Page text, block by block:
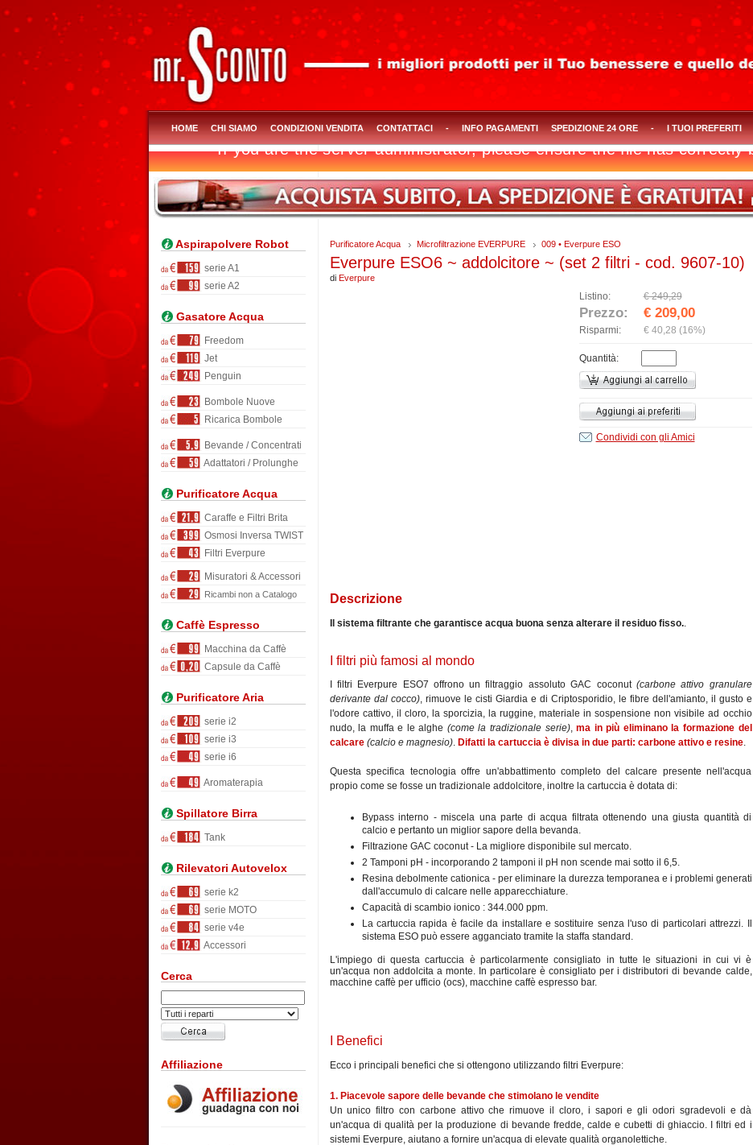
HOME CHI SIAMO CONDIZIONI VENDITA CONTATTACI - INFO PAGAMENTI SPEDIZIONE 24 ORE - I TUOI PREFERITI
Aspirapolvere Robot
serie A1
serie A2
Gasatore Acqua
Freedom
Jet
Penguin
Bombole Nuove
Ricarica Bombole
Bevande / Concentrati
Adattatori / Prolunghe
Purificatore Acqua
Caraffe e Filtri Brita
Osmosi Inversa TWIST
Filtri Everpure
Misuratori & Accessori
Ricambi non a Catalogo
Caffè Espresso
Macchina da Caffè
Capsule da Caffè
Purificatore Aria
serie i2
serie i3
serie i6
Aromaterapia
Spillatore Birra
Tank
Rilevatori Autovelox
serie k2
serie MOTO
serie v4e
Accessori
Cerca
Affiliazione
Purificatore Acqua Microfiltrazione EVERPURE 009 • Everpure ESO
Everpure ESO6 ~ addolcitore ~ (set 2 filtri - cod. 9607-10)
di Everpure
Listino: € 249,29
Prezzo: € 209,00
Risparmi: € 40,28 (16%)
Quantità:
Condividi con gli Amici
Descrizione
Il sistema filtrante che garantisce acqua buona senza alterare il residuo fisso..
I filtri più famosi al mondo
I filtri Everpure ESO7 offrono un filtraggio assoluto GAC coconut (carbone attivo granulare
derivante dal cocco), rimuove le cisti Giardia e di Criptosporidio, le fibre dell'amianto, il gusto e
l'odore cattivo, il cloro, la sporcizia, la ruggine, materiale in sospensione non visibile ad occhio
nudo, la muffa e le alghe (come la tradizionale serie),ma in più eliminano la formazione del
calcare (calcio e magnesio). Difatti la cartuccia è divisa in due parti: carbone attivo e resine.
Questa specifica tecnologia offre un'abbattimento completo del calcare presente nell'acqua
propio come se fosse un tradizionale addolcitore, inoltre la cartuccia è dotata di:
Bypass interno - miscela una parte di acqua filtrata ottenendo una giusta quantità di
calcio e pertanto un miglior sapore della bevanda.
Filtrazione GAC coconut - La migliore disponibile sul mercato.
2 Tamponi pH - incorporando 2 tamponi il pH non scende mai sotto il 6,5.
Resina debolmente cationica - per eliminare la durezza temporanea e i problemi generati
dall'accumulo di calcare nelle apparecchiature.
Capacità di scambio ionico : 344.000 ppm.
La cartuccia rapida è facile da installare e sostituire senza l'uso di particolari attrezzi. Il
sistema ESO può essere agganciato tramite la staffa standard.
L'impiego di questa cartuccia è particolarmente consigliato in tutte le situazioni in cui vi è
un'acqua non addolcita a monte. In particolare è consigliato per i distributori di bevande calde,
macchine caffè per ufficio (ocs), macchine caffè espresso bar.
I Benefici
Ecco i principali benefici che si ottengono utilizzando filtri Everpure:
1. Piacevole sapore delle bevande che stimolano le vendite
Un unico filtro con carbone attivo che rimuove il cloro, i sapori e gli odori sgradevoli e dà
un'acqua di qualità per la produzione di bevande fredde, calde e cubetti di ghiaccio. I filtri ed i
sistemi Everpure, aiutano a fornire un'acqua di elevate qualità organolettiche.